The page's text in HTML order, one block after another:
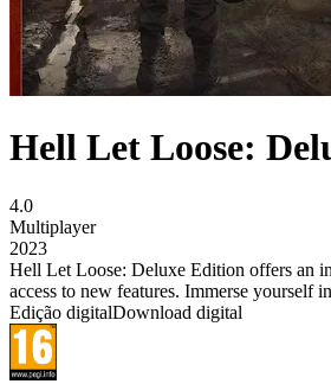
Hell Let Loose:
4.0
Multiplayer
2023
Hell Let Loose: Deluxe Edition offers an
access to new features. Immerse yourself
Edição digitalDownload digital